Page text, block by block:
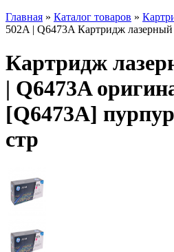
Главная » Каталог товаров »
502A | Q6473A Картридж лазерный
Картридж
| Q6473A
[Q6473A]
стр